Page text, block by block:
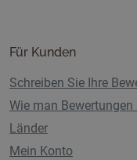
Für Kunden
Schreiben Sie Ihre
Wie man Bewertungen
Länder
Mein Konto